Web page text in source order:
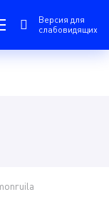
Версия для
слабовидящих